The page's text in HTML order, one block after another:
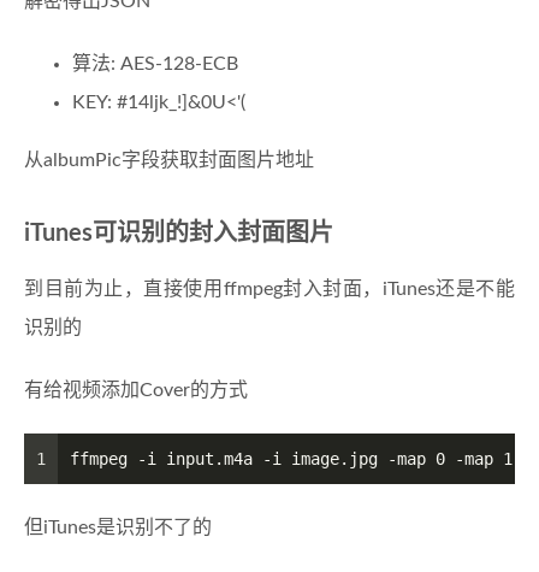
算法: AES-128-ECB
KEY: #14ljk_!]&0U<'(
从albumPic字段获取封面图片地址
iTunes可识别的封入封面图片
到目前为止，直接使用ffmpeg封入封面，iTunes还是不能
识别的
有给视频添加Cover的方式
1 ffmpeg -i input.m4a -i image.jpg -map 0 -map 1
但iTunes是识别不了的